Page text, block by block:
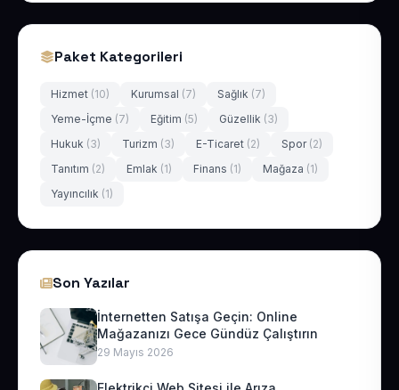
Paket Kategorileri
Hizmet (10) Kurumsal (7) Sağlık (7)
Yeme-İçme (7) Eğitim (5) Güzellik (3)
Hukuk (3) Turizm (3) E-Ticaret (2) Spor (2)
Tanıtım (2) Emlak (1) Finans (1) Mağaza (1)
Yayıncılık (1)
Son Yazılar
İnternetten Satışa Geçin: Online
Mağazanızı Gece Gündüz Çalıştırın
29 Mayıs 2026